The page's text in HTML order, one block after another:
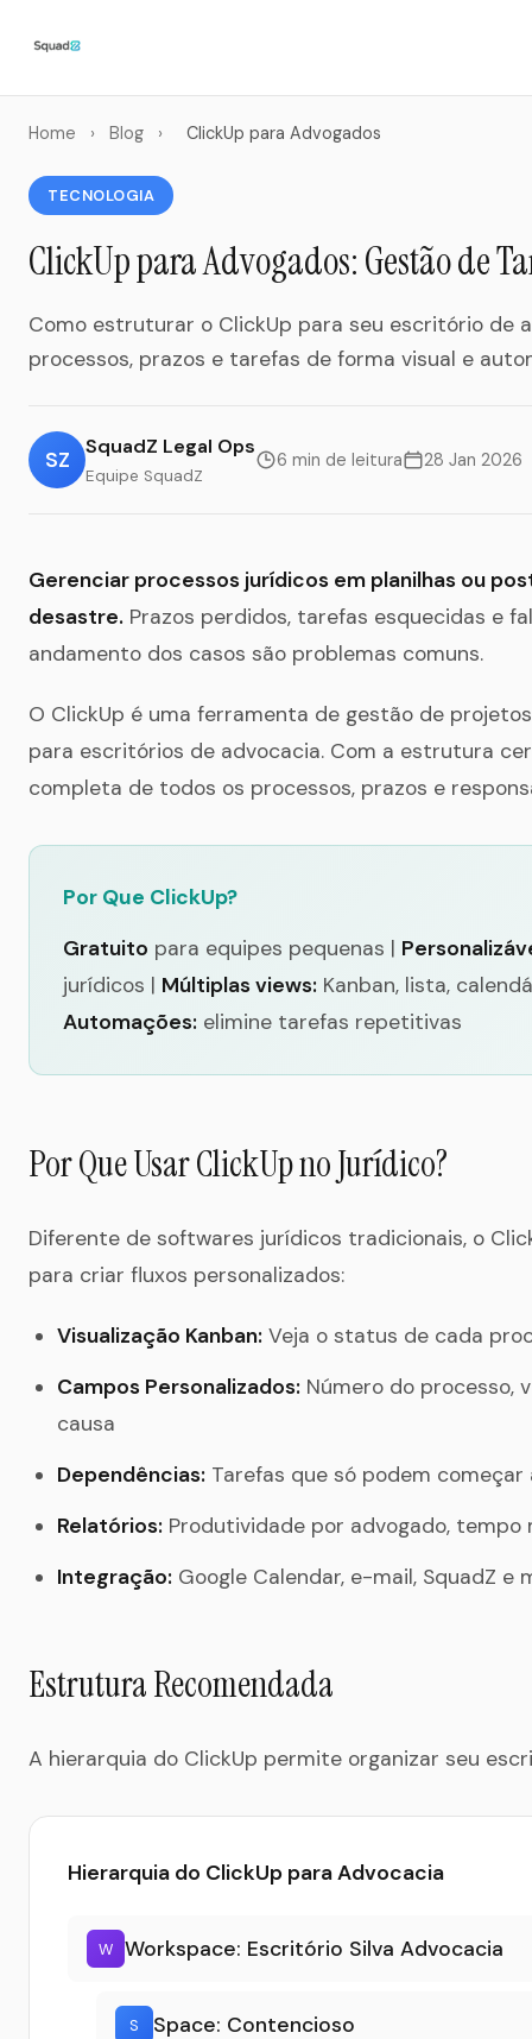
Home › Blog › ClickUp para Advogados
TECNOLOGIA
ClickUp para Advogados: Gestão de
Como estruturar o ClickUp para seu escritório de
processos, prazos e tarefas de forma visual e
SZ SquadZ Legal Ops
Equipe SquadZ
6 min de leitura 28 Jan 2026
Gerenciar processos jurídicos em planilhas ou
desastre. Prazos perdidos, tarefas esquecidas e
andamento dos casos são problemas comuns.
O ClickUp é uma ferramenta de gestão de
para escritórios de advocacia. Com a estrutura
completa de todos os processos, prazos e
Por Que ClickUp?
Gratuito para equipes pequenas |
jurídicos | Múltiplas views: Kanban, lista,
Automações: elimine tarefas repetitivas
Por Que Usar ClickUp no Jurídico?
Diferente de softwares jurídicos tradicionais, o
para criar fluxos personalizados:
Visualização Kanban: Veja o status de cada
Campos Personalizados: Número do processo,
causa
Dependências: Tarefas que só podem
Relatórios: Produtividade por advogado,
Integração: Google Calendar, e-mail, SquadZ e
Estrutura Recomendada
A hierarquia do ClickUp permite organizar seu
Hierarquia do ClickUp para Advocacia
W Workspace: Escritório Silva Advocacia
S Space: Contencioso